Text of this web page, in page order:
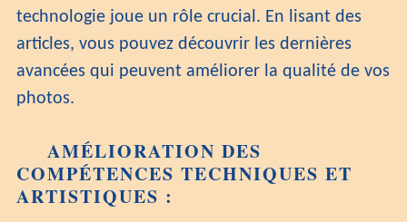
technologie joue un rôle crucial. En lisant des
articles, vous pouvez découvrir les dernières
avancées qui peuvent améliorer la qualité de vos
photos.
AMÉLIORATION DES
COMPÉTENCES TECHNIQUES ET
ARTISTIQUES :